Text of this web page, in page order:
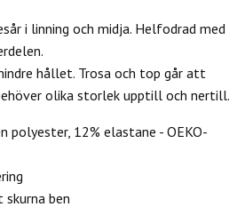
i linning och midja. Helfodrad med
hållet. Trosa och top går att
olika storlek upptill och nertill.
polyester, 12% elastane - OEKO-
ben